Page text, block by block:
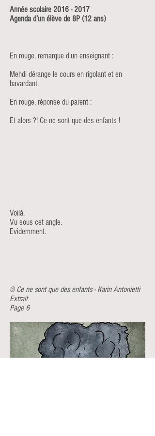
Année scolaire 2016 - 2017
Agenda d’un élève de 8P (12 ans)
En rouge, remarque d'un enseignant :
Mehdi dérange le cours en rigolant et en
bavardant.
En rouge, réponse du parent :
Et alors ?! Ce ne sont que des enfants !
Voilà.
Vu sous cet angle.
Evidemment.
© Ce ne sont que des enfants - Karin Antonietti
Extrait
Page 6